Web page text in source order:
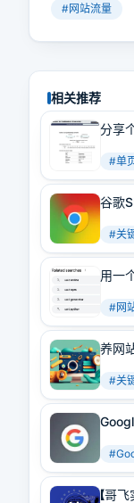
#网站流量
相关推荐
分享
这个
#单
谷歌
#关
用一
#网
养网
#关
#
【哥